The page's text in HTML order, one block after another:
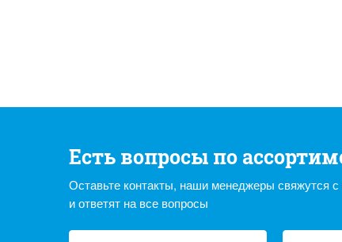
Есть вопросы по
Оставьте контакты, наши менеджеры свяжутся
и ответят на все вопросы